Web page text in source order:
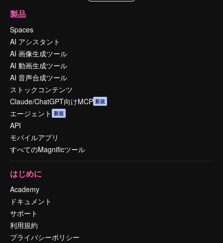
製品
Spaces
AI アシスタント
AI 画像生成ツール
AI 動画生成ツール
AI 音声合成ツール
ストックコンテンツ
Claude/ChatGPT向けMCP 新規
エージェント 新規
API
モバイルアプリ
すべてのMagnificツール
はじめに
Academy
ドキュメント
サポート
利用規約
プライバシーポリシー